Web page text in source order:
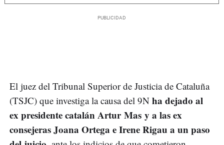
El juez del Tribunal Superior de Justicia de Cataluña
(TSJC) que investiga la causa del 9N ha dejado al
ex presidente catalán Artur Mas y a las ex
consejeras Joana Ortega e Irene Rigau a un paso